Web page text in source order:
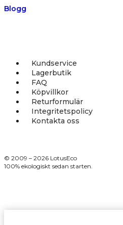
Blogg
Kundservice
Lagerbutik
FAQ
Köpvillkor
Returformulär
Integritetspolicy
Kontakta oss
© 2009 – 2026 LotusEco
100% ekologiskt sedan starten.